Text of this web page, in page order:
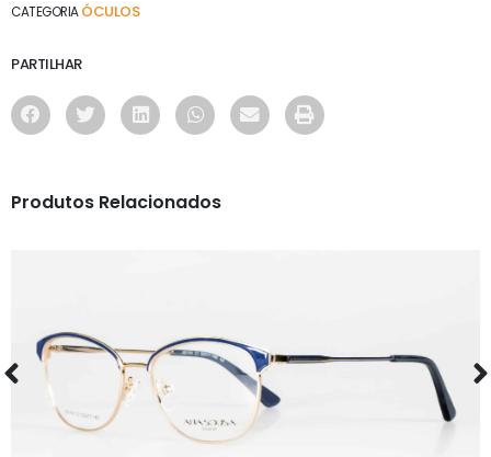
CATEGORIA ÓCULOS
PARTILHAR
Produtos Relacionados
AS1161